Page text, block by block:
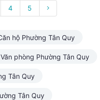
4 5
hộ Phường Tân Quy
Văn phòng Phường Tân Quy
Tân Quy
Tân Quy